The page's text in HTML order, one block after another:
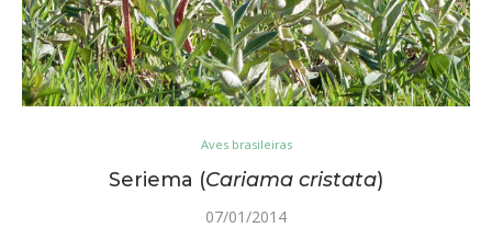
Aves brasileiras
Seriema (Cariama cristata)
07/01/2014